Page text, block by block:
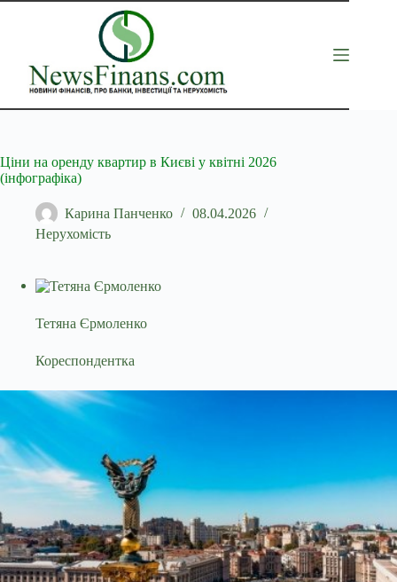
Перейти
Ціни на оренду квартир в Києві у квітні 2026
(інфографіка)
Карина Панченко
08.04.2026
Нерухомість
Тетяна Єрмоленко
Кореспондентка